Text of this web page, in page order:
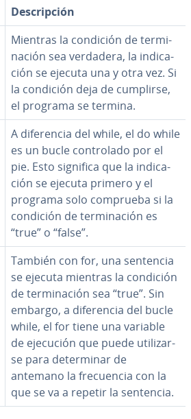
De­s­cri­p­ción
Mientras la condición de te­r­mi­
na­ción sea verdadera, la in­di­ca­
ción se ejecuta una y otra vez. Si
la condición deja de cumplirse,
el programa se termina.
A di­fe­re­n­cia del while, el do while
es un bucle co­n­tro­la­do por el
pie. Esto significa que la in­di­ca­
ción se ejecuta primero y el
programa solo comprueba si la
condición de te­r­mi­na­ción es
“true” o “false”.
También con for, una sentencia
se ejecuta mientras la condición
de te­r­mi­na­ción sea “true”. Sin
embargo, a di­fe­re­n­cia del bucle
while, el for tiene una variable
de ejecución que puede uti­li­zar­
se para de­te­r­mi­nar de
antemano la fre­cue­n­cia con la
que se va a repetir la sentencia.